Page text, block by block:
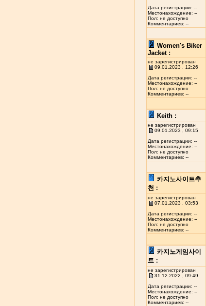
Дата регистрации: --
Местонахождение: --
Пол: не доступно
Комментариев: --
Women's Biker
Jacket :
не зарегистрирован
09.01.2023 , 12:26
Дата регистрации: --
Местонахождение: --
Пол: не доступно
Комментариев: --
Keith :
не зарегистрирован
09.01.2023 , 09:15
Дата регистрации: --
Местонахождение: --
Пол: не доступно
Комментариев: --
카지노사이트추
천 :
не зарегистрирован
07.01.2023 , 03:53
Дата регистрации: --
Местонахождение: --
Пол: не доступно
Комментариев: --
카지노게임사이
트 :
не зарегистрирован
31.12.2022 , 09:49
Дата регистрации: --
Местонахождение: --
Пол: не доступно
Комментариев: --